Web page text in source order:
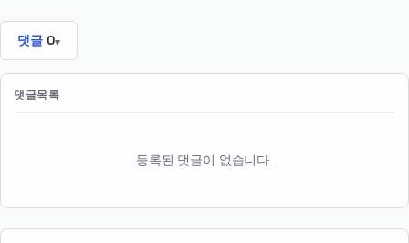
댓글 0
댓글목록
등록된 댓글이 없습니다.